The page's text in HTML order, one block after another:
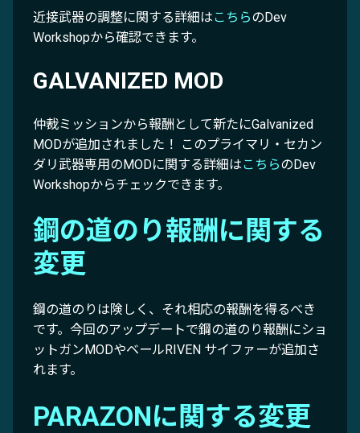
近接武器の調整に関する詳細は こちらのDev
Workshopから確認できます。
GALVANIZED MOD
仲裁ミッションから報酬として新たにGalvanized
MODが追加されました！ このプライマリ・セカン
ダリ武器専用のMODに関する詳細は こちらのDev
Workshopからチェックできます。
鋼の道のり報酬に関する
変更
鋼の道のりは険しく、それ相応の報酬を得るべき
です。今回のアップデートで鋼の道のり報酬にショ
ットガンMODやベールRIVEN サイファーが追加さ
れます。
PARAZONに関する変更